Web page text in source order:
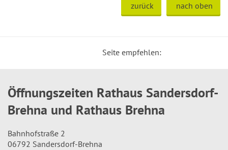
zurück nach oben
Seite empfehlen:
Öffnungszeiten Rathaus Sandersdorf-
Brehna und Rathaus Brehna
Bahnhofstraße 2
06792 Sandersdorf-Brehna